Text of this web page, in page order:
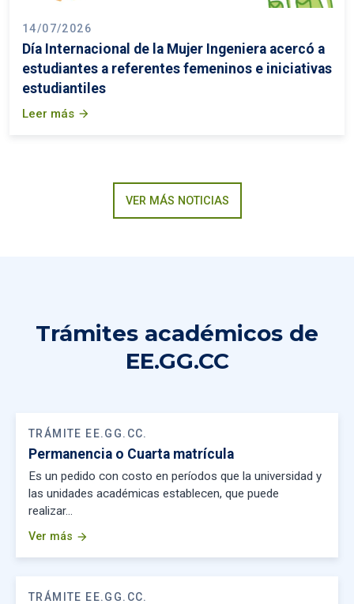
14/07/2026
Día Internacional de la Mujer Ingeniera acercó a
estudiantes a referentes femeninos e iniciativas
estudiantiles
Leer más arrow_forward
VER MÁS NOTICIAS
Trámites académicos de
EE.GG.CC
TRÁMITE EE.GG.CC.
Permanencia o Cuarta matrícula
Es un pedido con costo en períodos que la universidad y
las unidades académicas establecen, que puede
realizar…
Ver más arrow_forward
TRÁMITE EE.GG.CC.